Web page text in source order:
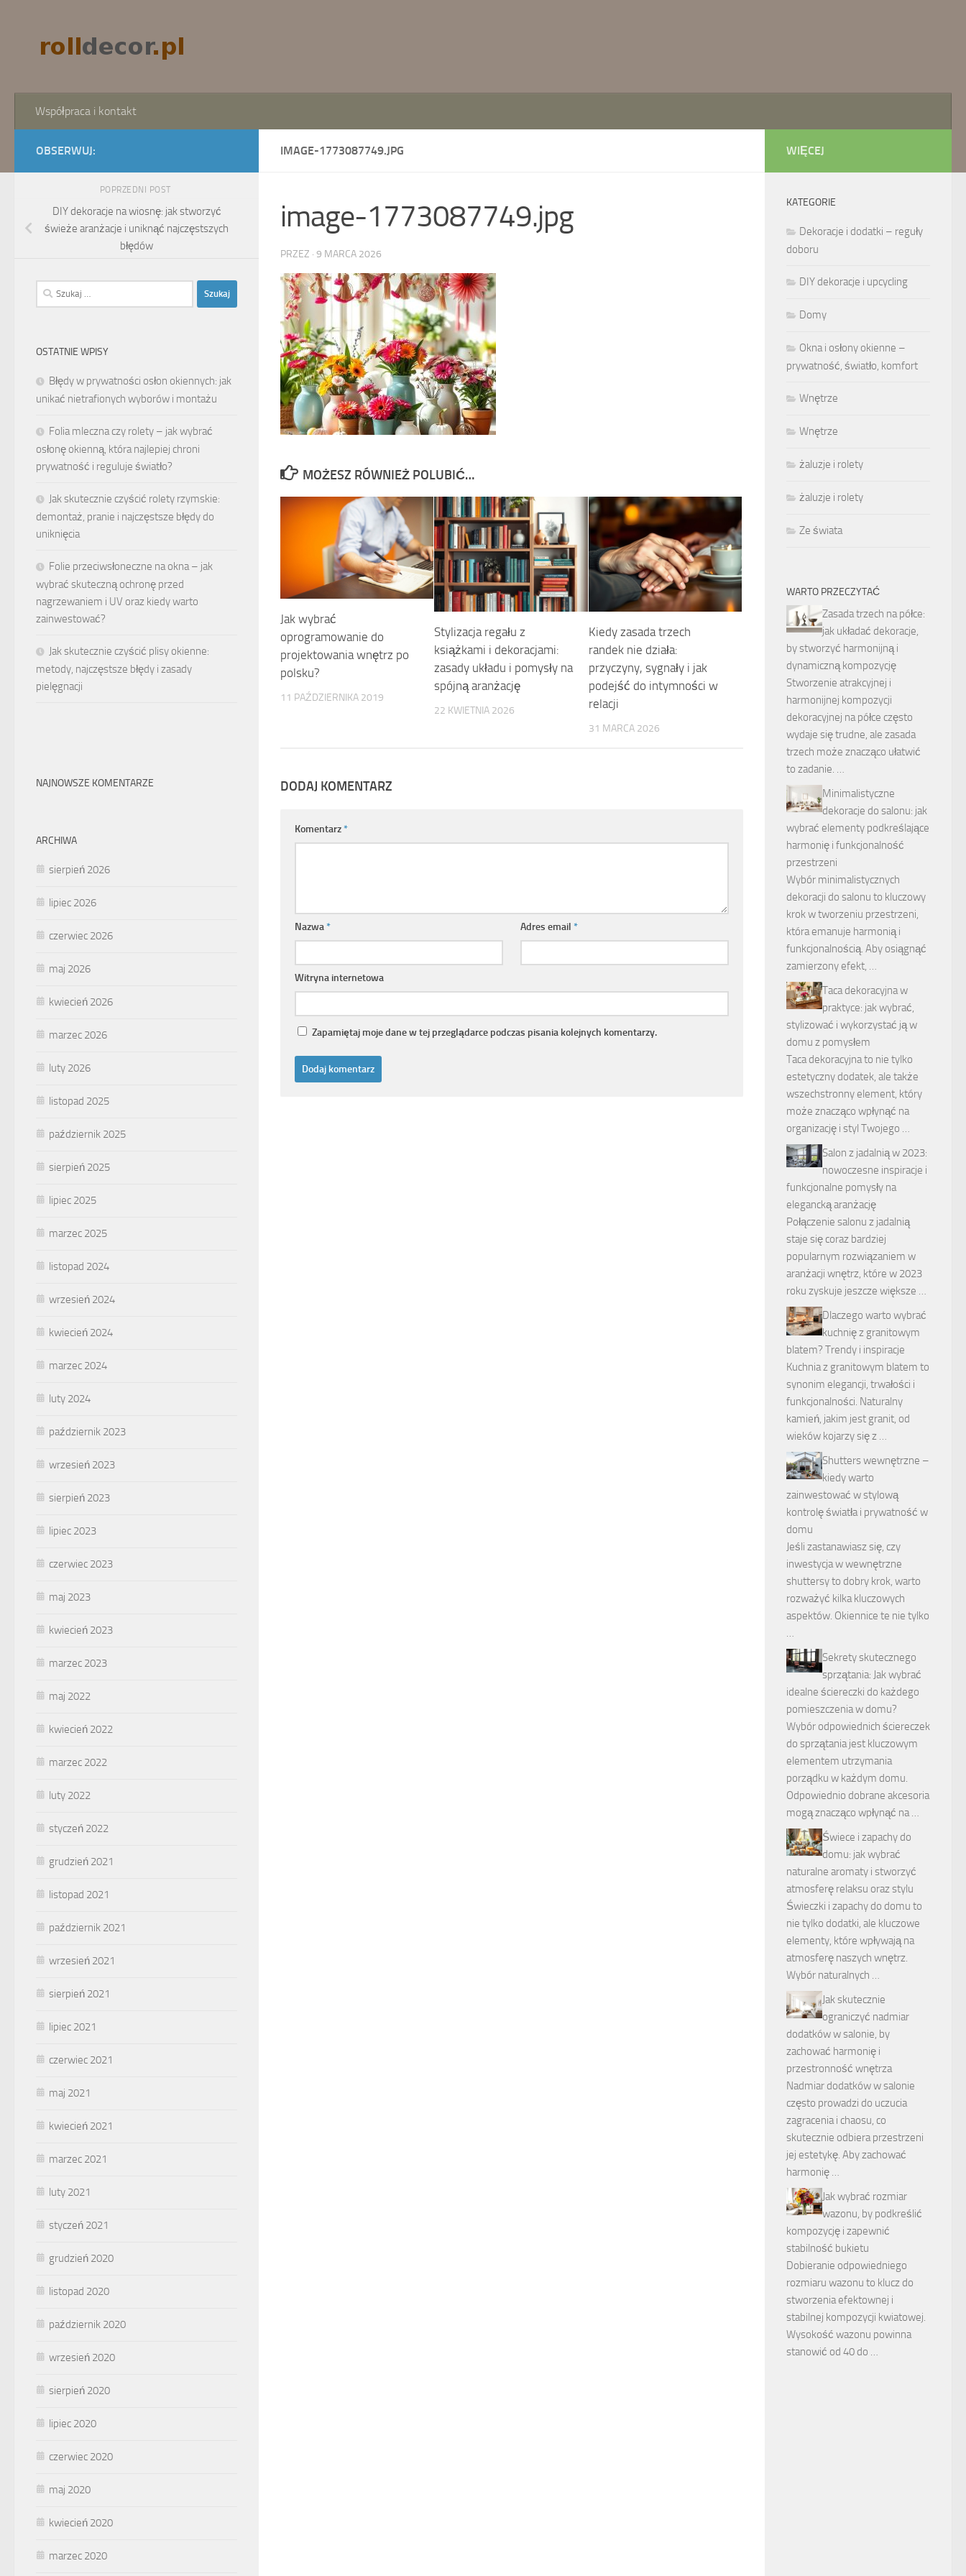
Współpraca i kontakt
IMAGE-1773087749.JPG
image-1773087749.jpg
PRZEZ · 9 MARCA 2026
MOŻESZ RÓWNIEŻ POLUBIĆ…
Jak wybrać
oprogramowanie do
projektowania wnętrz po
polsku?
11 PAŹDZIERNIKA 2019
Stylizacja regału z
książkami i dekoracjami:
zasady układu i pomysły na
spójną aranżację
22 KWIETNIA 2026
Kiedy zasada trzech
randek nie działa:
przyczyny, sygnały i jak
podejść do intymności w
relacji
31 MARCA 2026
DODAJ KOMENTARZ
Komentarz*
Nazwa* Adres email*
Witryna internetowa
Zapamiętaj moje dane w tej przeglądarce podczas pisania kolejnych komentarzy.
OBSERWUJ:
POPRZEDNI POST
DIY dekoracje na wiosnę: jak stworzyć
świeże aranżacje i uniknąć najczęstszych
błędów
Szukaj:
OSTATNIE WPISY
Błędy w prywatności osłon okiennych: jak
unikać nietrafionych wyborów i montażu
Folia mleczna czy rolety – jak wybrać
osłonę okienną, która najlepiej chroni
prywatność i reguluje światło?
Jak skutecznie czyścić rolety rzymskie:
demontaż, pranie i najczęstsze błędy do
uniknięcia
Folie przeciwsłoneczne na okna – jak
wybrać skuteczną ochronę przed
nagrzewaniem i UV oraz kiedy warto
zainwestować?
Jak skutecznie czyścić plisy okienne:
metody, najczęstsze błędy i zasady
pielęgnacji
NAJNOWSZE KOMENTARZE
ARCHIWA
sierpień 2026
lipiec 2026
czerwiec 2026
maj 2026
kwiecień 2026
marzec 2026
luty 2026
listopad 2025
październik 2025
sierpień 2025
lipiec 2025
marzec 2025
listopad 2024
wrzesień 2024
kwiecień 2024
marzec 2024
luty 2024
październik 2023
wrzesień 2023
sierpień 2023
lipiec 2023
czerwiec 2023
maj 2023
kwiecień 2023
marzec 2023
maj 2022
kwiecień 2022
marzec 2022
luty 2022
styczeń 2022
grudzień 2021
listopad 2021
październik 2021
wrzesień 2021
sierpień 2021
lipiec 2021
czerwiec 2021
maj 2021
kwiecień 2021
marzec 2021
luty 2021
styczeń 2021
grudzień 2020
listopad 2020
październik 2020
wrzesień 2020
sierpień 2020
lipiec 2020
czerwiec 2020
maj 2020
kwiecień 2020
marzec 2020
WIĘCEJ
KATEGORIE
Dekoracje i dodatki – reguły
doboru
DIY dekoracje i upcycling
Domy
Okna i osłony okienne –
prywatność, światło, komfort
Wnętrze
Wnętrze
żaluzje i rolety
żaluzje i rolety
Ze świata
WARTO PRZECZYTAĆ
Zasada trzech na półce:
jak układać dekoracje,
by stworzyć harmonijną i
dynamiczną kompozycję
Stworzenie atrakcyjnej i
harmonijnej kompozycji
dekoracyjnej na półce często
wydaje się trudne, ale zasada
trzech może znacząco ułatwić
to zadanie. …
Minimalistyczne
dekoracje do salonu: jak
wybrać elementy podkreślające
harmonię i funkcjonalność
przestrzeni
Wybór minimalistycznych
dekoracji do salonu to kluczowy
krok w tworzeniu przestrzeni,
która emanuje harmonią i
funkcjonalnością. Aby osiągnąć
zamierzony efekt, …
Taca dekoracyjna w
praktyce: jak wybrać,
stylizować i wykorzystać ją w
domu z pomysłem
Taca dekoracyjna to nie tylko
estetyczny dodatek, ale także
wszechstronny element, który
może znacząco wpłynąć na
organizację i styl Twojego …
Salon z jadalnią w 2023:
nowoczesne inspiracje i
funkcjonalne pomysły na
elegancką aranżację
Połączenie salonu z jadalnią
staje się coraz bardziej
popularnym rozwiązaniem w
aranżacji wnętrz, które w 2023
roku zyskuje jeszcze większe …
Dlaczego warto wybrać
kuchnię z granitowym
blatem? Trendy i inspiracje
Kuchnia z granitowym blatem to
synonim elegancji, trwałości i
funkcjonalności. Naturalny
kamień, jakim jest granit, od
wieków kojarzy się z …
Shutters wewnętrzne –
kiedy warto
zainwestować w stylową
kontrolę światła i prywatność w
domu
Jeśli zastanawiasz się, czy
inwestycja w wewnętrzne
shuttersy to dobry krok, warto
rozważyć kilka kluczowych
aspektów. Okiennice te nie tylko
…
Sekrety skutecznego
sprzątania: Jak wybrać
idealne ściereczki do każdego
pomieszczenia w domu?
Wybór odpowiednich ściereczek
do sprzątania jest kluczowym
elementem utrzymania
porządku w każdym domu.
Odpowiednio dobrane akcesoria
mogą znacząco wpłynąć na …
Świece i zapachy do
domu: jak wybrać
naturalne aromaty i stworzyć
atmosferę relaksu oraz stylu
Świeczki i zapachy do domu to
nie tylko dodatki, ale kluczowe
elementy, które wpływają na
atmosferę naszych wnętrz.
Wybór naturalnych …
Jak skutecznie
ograniczyć nadmiar
dodatków w salonie, by
zachować harmonię i
przestronność wnętrza
Nadmiar dodatków w salonie
często prowadzi do uczucia
zagracenia i chaosu, co
skutecznie odbiera przestrzeni
jej estetykę. Aby zachować
harmonię …
Jak wybrać rozmiar
wazonu, by podkreślić
kompozycję i zapewnić
stabilność bukietu
Dobieranie odpowiedniego
rozmiaru wazonu to klucz do
stworzenia efektownej i
stabilnej kompozycji kwiatowej.
Wysokość wazonu powinna
stanowić od 40 do …